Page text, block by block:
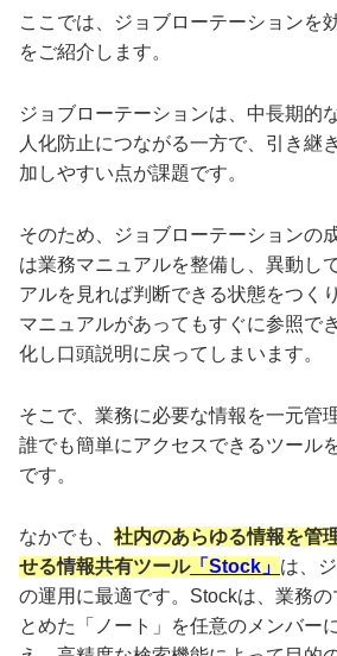
ここでは、ジョブローテーションを
をご紹介します。
ジョブローテーションは、中長期的
人化防止につながる一方で、引き継
加しやすい点が課題です。
そのため、ジョブローテーションの
は業務マニュアルを整備し、異動し
アルを見れば判断できる状態をつく
マニュアルがあってもすぐに参照で
化し口頭説明に戻ってしまいます。
そこで、業務に必要な情報を一元管
誰でも簡単にアクセスできるツール
です。
なかでも、 社内のあらゆる情報を管
せる情報共有ツール「Stock」 は、
の運用に最適です。Stockは、業務の
とめた「ノート」を任意のメンバー